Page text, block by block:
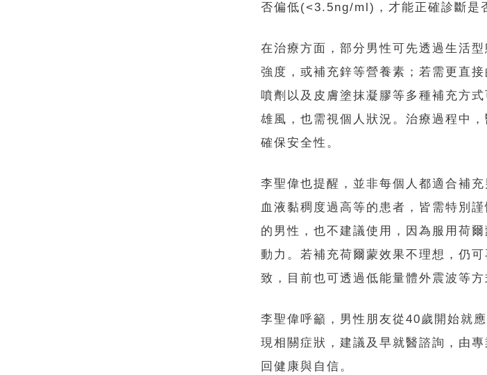
否偏低(<3.5ng/ml)，才能正確診斷是
在治療方面，部分男性可先透過生活
強度，或補充鋅等營養素；若需更直
噴劑以及皮膚塗抹凝膠等多種補充方
雄風，也需視個人狀況。治療過程中
確保安全性。
李聖偉也提醒，並非每個人都適合補
血液黏稠度過高等的患者，皆需特別
的男性，也不建議使用，因為服用荷
動力。若補充荷爾蒙效果不理想，仍
致，目前也可透過低能量體外震波等
李聖偉呼籲，男性朋友從40歲開始就
現相關症狀，建議及早就醫諮詢，由
回健康與自信。